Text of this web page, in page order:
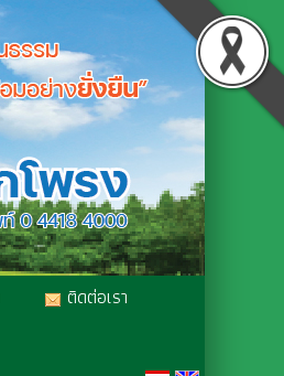
ติดต่อเรา